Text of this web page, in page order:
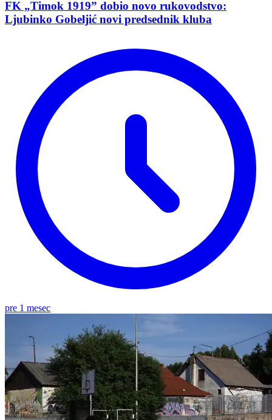
FK „Timok 1919” dobio novo rukovodstvo:
Ljubinko Gobeljić novi predsednik kluba
pre 1 mesec